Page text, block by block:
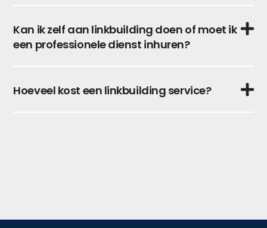
Kan ik zelf aan linkbuilding doen of moet ik
een professionele dienst inhuren?
Hoeveel kost een linkbuilding service?